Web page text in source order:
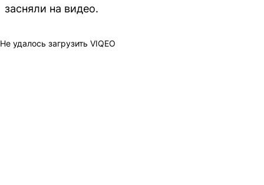
засняли на видео.
Не удалось загрузить VIQEO